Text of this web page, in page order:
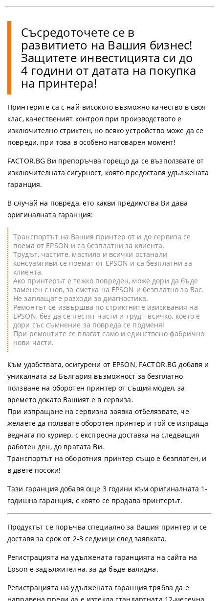
Съсредоточете се в
развитието на Вашия бизнес!
Защитете инвестицията си до
4 години от датата на покупка
на принтера!
Принтерите са с най-високото възможно качество в своя
клас, качественият контрол при производството е
изключително стриктен, но всяко устройство може да се
повреди, при това в особено натоварен момент!
FACTOR.BG Ви препоръчва горещо да се възползвате от
изключителната сигурност, която предоставя удължената
гаранция.
В случай на повреда, ето какви предимства Ви дава
оригиналната гаранция:
Транспортът на Вашия принтер от и до сервиза се
поема от EPSON и са безплатни за клиента.
Трудът, частите, мастила и всички останали
консуамтиви се поемат от EPSON и са безплатни за
клиента.
Ако принтерът е тежко повреден, може дори да бъде
заменен с нов, за сметка на EPSON и безплатно за Вас.
Не заплащате разходи за диагностика.
Ремонтът се извършва по стриктните изисквания на
EPSON, без да се пестят части и труд - всичко, което е
дори със съмнение за повреда се подменя!
При ремонтите се влагат само и единствено фабрично
нови части.
Към удобствата, осигурени от EPSON, FACTOR.BG добавя и
уникалната за България възможност за безплатно
ползване на оборотен принтер от същия модел, за
времето докато Вашият е в сервиза.
При изпращане на сервизна заявка отбелязвате, че
желаете да ползвате оборотен принтер и той се изпраща
веднага по куриер, с експресна доставка на следващия
работен ден, до вратата Ви.
Транспортът на оборотния принтер също е безплатен, и
в двете посоки!
Тази гаранция добавя още 3 години към оригиналната 1-
годишна гаранция, с която се продава принтерът.
Продуктът се поръчва специално за Вашия принтер и се
доставя за срок от 2-3 седмици след заявката.
Регистрацията на удължената гаранцията на сайта на
Epson е задължителна, за да бъде валидна.
Регистрацията на удължената гаранция трябва да е